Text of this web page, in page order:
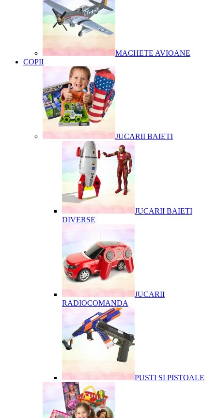
MACHETE AVIOANE
COPII
JUCARII BAIETI
JUCARII BAIETI
DIVERSE
JUCARII
RADIOCOMANDA
PUSTI SI PISTOALE